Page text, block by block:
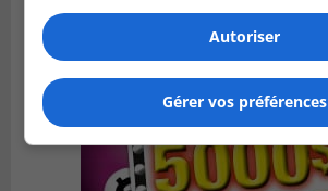
Autoriser
Gérer vos préférences